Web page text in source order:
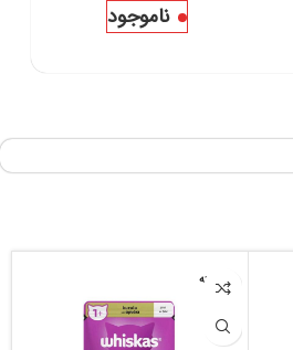
ناموجود
فروخته
شده